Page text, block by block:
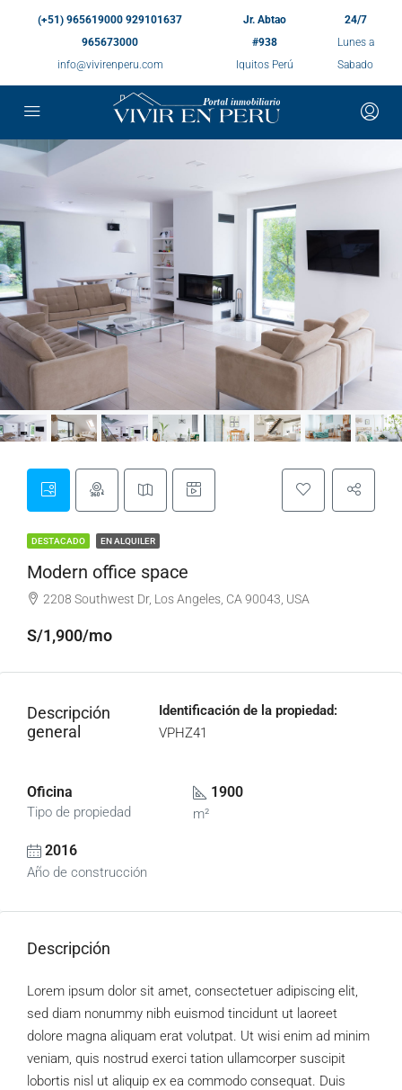
(+51) 965619000 929101637
965673000
info@vivirenperu.com
Jr. Abtao
#938
Iquitos Perú
24/7
Lunes a
Sabado
DESTACADO EN ALQUILER
Modern office space
2208 Southwest Dr, Los Angeles, CA 90043, USA
S/1,900/mo
Descripción
general
Identificación de la propiedad:
VPHZ41
Oficina
Tipo de propiedad
1900
m²
2016
Año de construcción
Descripción
Lorem ipsum dolor sit amet, consectetuer adipiscing elit,
sed diam nonummy nibh euismod tincidunt ut laoreet
dolore magna aliquam erat volutpat. Ut wisi enim ad minim
veniam, quis nostrud exerci tation ullamcorper suscipit
lobortis nisl ut aliquip ex ea commodo consequat. Duis